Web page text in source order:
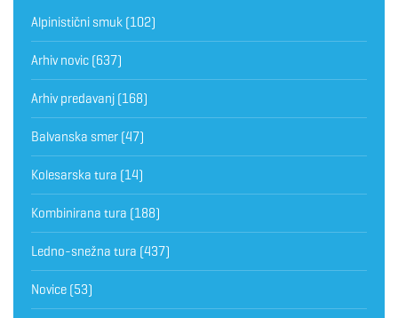
Alpinistični smuk (102)
Arhiv novic (637)
Arhiv predavanj (168)
Balvanska smer (47)
Kolesarska tura (14)
Kombinirana tura (188)
Ledno-snežna tura (437)
Novice (53)